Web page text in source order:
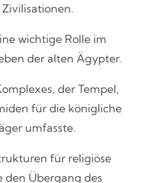
wichtige Rolle im
der alten Ägypter.
der Tempel,
für die königliche
umfasste.
für religiöse
den Übergang des